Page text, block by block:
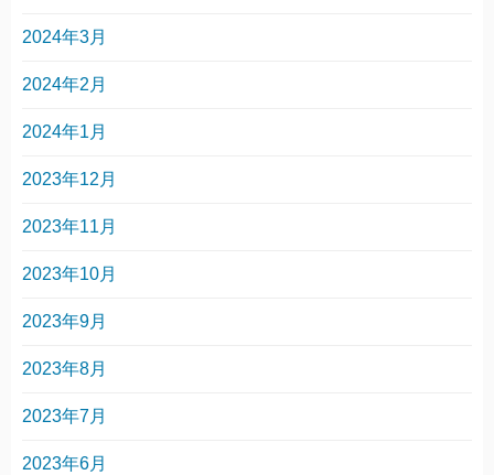
2024年3月
2024年2月
2024年1月
2023年12月
2023年11月
2023年10月
2023年9月
2023年8月
2023年7月
2023年6月